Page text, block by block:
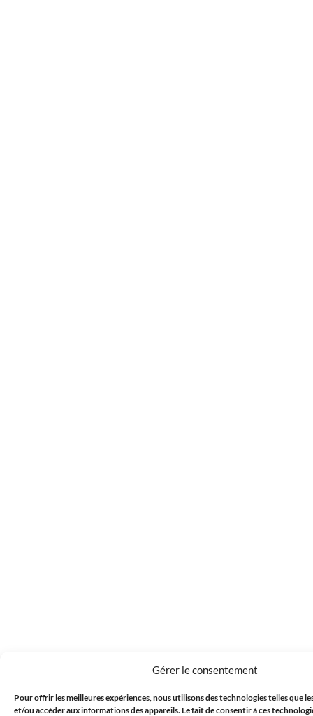
Gérer le consentement
Pour offrir les meilleures expériences, nous utilisons des technologies telles que
et/ou accéder aux informations des appareils. Le fait de consentir à ces